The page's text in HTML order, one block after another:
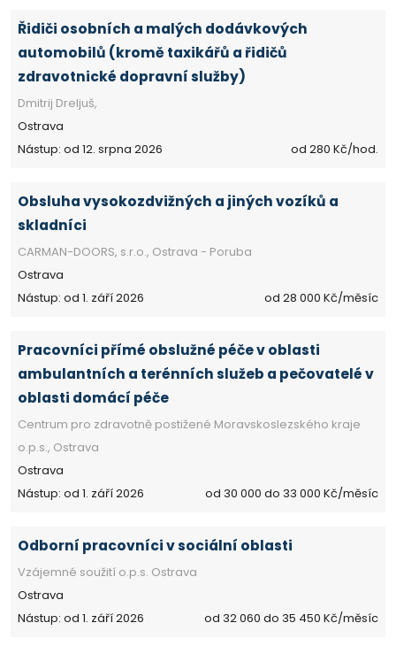
Řidiči osobních a malých dodávkových
automobilů (kromě taxikářů a řidičů
zdravotnické dopravní služby)
Dmitrij Dreljuš,
Ostrava
Nástup: od 12. srpna 2026
od 280 Kč/hod.
Obsluha vysokozdvižných a jiných vozíků a
skladníci
CARMAN-DOORS, s.r.o., Ostrava - Poruba
Ostrava
Nástup: od 1. září 2026
od 28 000 Kč/měsíc
Pracovníci přímé obslužné péče v oblasti
ambulantních a terénních služeb a pečovatelé v
oblasti domácí péče
Centrum pro zdravotně postižené Moravskoslezského kraje
o.p.s., Ostrava
Ostrava
Nástup: od 1. září 2026
od 30 000 do 33 000 Kč/měsíc
Odborní pracovníci v sociální oblasti
Vzájemné soužití o.p.s. Ostrava
Ostrava
Nástup: od 1. září 2026
od 32 060 do 35 450 Kč/měsíc